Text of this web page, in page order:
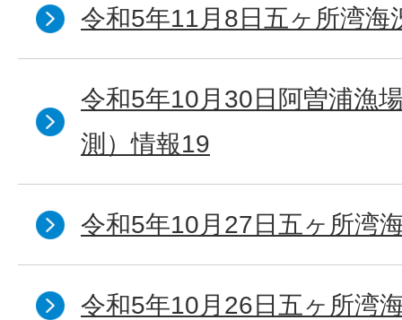
令和5年11月8日五ヶ所湾海
令和5年10月30日阿曽浦漁
測）情報19
令和5年10月27日五ヶ所湾
令和5年10月26日五ヶ所湾